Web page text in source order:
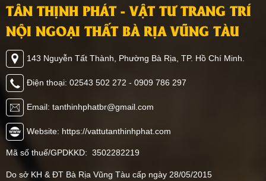
TÂN THỊNH PHÁT - VẬT TƯ TRANG TRÍ
NỘI NGOẠI THẤT BÀ RỊA VŨNG TÀU
143 Nguyễn Tất Thành, Phường Bà Rịa, TP. Hồ Chí Minh.
Điện thoại: 02543 502 272 - 0909 786 297
Email: tanthinhphatbr@gmail.com
Website: https://vattutanthinhphat.com
Mã số thuế/GPDKKD: 3502282219
Do sở KH & ĐT Bà Rịa Vũng Tàu cấp ngày 28/05/2015